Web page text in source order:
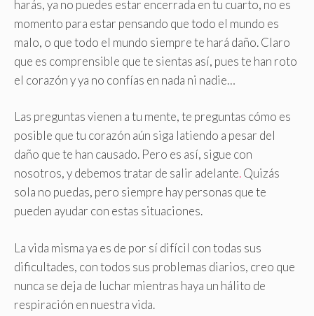
harás, ya no puedes estar encerrada en tu cuarto, no es
momento para estar pensando que todo el mundo es
malo, o que todo el mundo siempre te hará daño. Claro
que es comprensible que te sientas así, pues te han roto
el corazón y ya no confías en nada ni nadie…
Las preguntas vienen a tu mente, te preguntas cómo es
posible que tu corazón aún siga latiendo a pesar del
daño que te han causado. Pero es así, sigue con
nosotros, y debemos tratar de salir adelante.Quizás
sola no puedas, pero siempre hay personas que te
pueden ayudar con estas situaciones.
La vida misma ya es de por sí difícil con todas sus
dificultades, con todos sus problemas diarios, creo que
nunca se deja de luchar mientras haya un hálito de
respiración en nuestra vida.